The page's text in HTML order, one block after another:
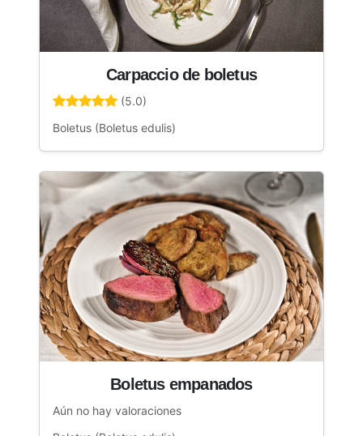
Carpaccio de boletus
(5.0)
Boletus (Boletus edulis)
Boletus empanados
Aún no hay valoraciones